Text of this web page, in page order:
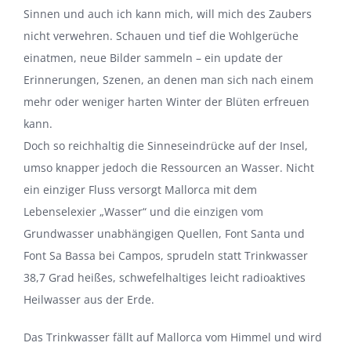
Sinnen und auch ich kann mich, will mich des Zaubers
nicht verwehren. Schauen und tief die Wohlgerüche
einatmen, neue Bilder sammeln – ein update der
Erinnerungen, Szenen, an denen man sich nach einem
mehr oder weniger harten Winter der Blüten erfreuen
kann.
Doch so reichhaltig die Sinneseindrücke auf der Insel,
umso knapper jedoch die Ressourcen an Wasser. Nicht
ein einziger Fluss versorgt Mallorca mit dem
Lebenselexier „Wasser“ und die einzigen vom
Grundwasser unabhängigen Quellen, Font Santa und
Font Sa Bassa bei Campos, sprudeln statt Trinkwasser
38,7 Grad heißes, schwefelhaltiges leicht radioaktives
Heilwasser aus der Erde.
Das Trinkwasser fällt auf Mallorca vom Himmel und wird